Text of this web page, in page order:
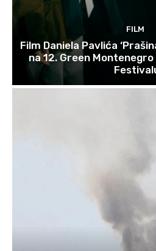
FILM
Film Daniela Pavlića
na 12. Green